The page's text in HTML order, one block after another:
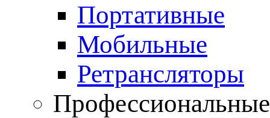
Портативные
Мобильные
Ретрансляторы